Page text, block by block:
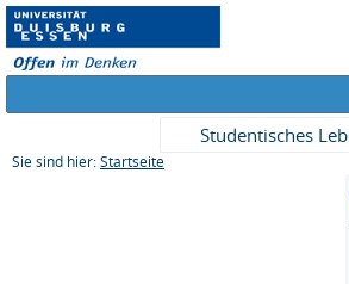
Studentisches
Sie sind hier: Startseite